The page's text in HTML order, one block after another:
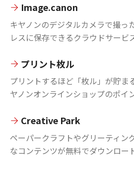
Image.canon
キヤノンのデジタルカメラで撮っ
レスに保存できるクラウドサービ
プリント枚ル
プリントするほど「枚ル」が貯ま
ヤノンオンラインショップのポイ
Creative Park
ペーパークラフトやグリーティン
なコンテンツが無料でダウンロー